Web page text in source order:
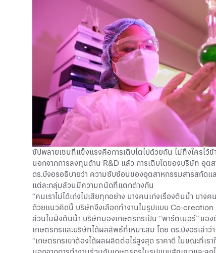
ซัปพลายเชนที่แข็งแรงคือการเติบโตไปด้วยกัน ไม่ทิ้งใครไว้ข้
นอกจากการลงทุนด้าน R&D แล้ว การเติบโตของบริษัท อุต
ดร.บังอรอธิบายว่า ความซับซ้อนของอุตสาหกรรมสารสกัด
แต่ละกลุ่มล้วนมีความถนัดที่แตกต่างกัน
“คนเราไม่ได้เก่งไปเสียทุกอย่าง บางคนเก่งเรื่องต้นน้ำ บ
ด้วยแนวคิดนี้ บริษัทจึงเลือกทำงานในรูปแบบ Co-
ส่วนในฝั่งต้นน้ำ บริษัทมองเกษตรกรเป็น “พาร์ตเนอร์” ขอ
เกษตรกรและบริษัทได้ผลลัพธ์ที่เหมาะสม โดย ดร.บังอรเล่าว่า
“เกษตรกรเขาต้องได้ผลผลิตต่อไร่สูงสุด ราคาดี ในขณะที่